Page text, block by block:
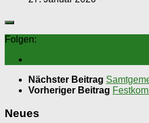
Folgen:
Nächster Beitrag
Vorheriger Beitrag
Neues